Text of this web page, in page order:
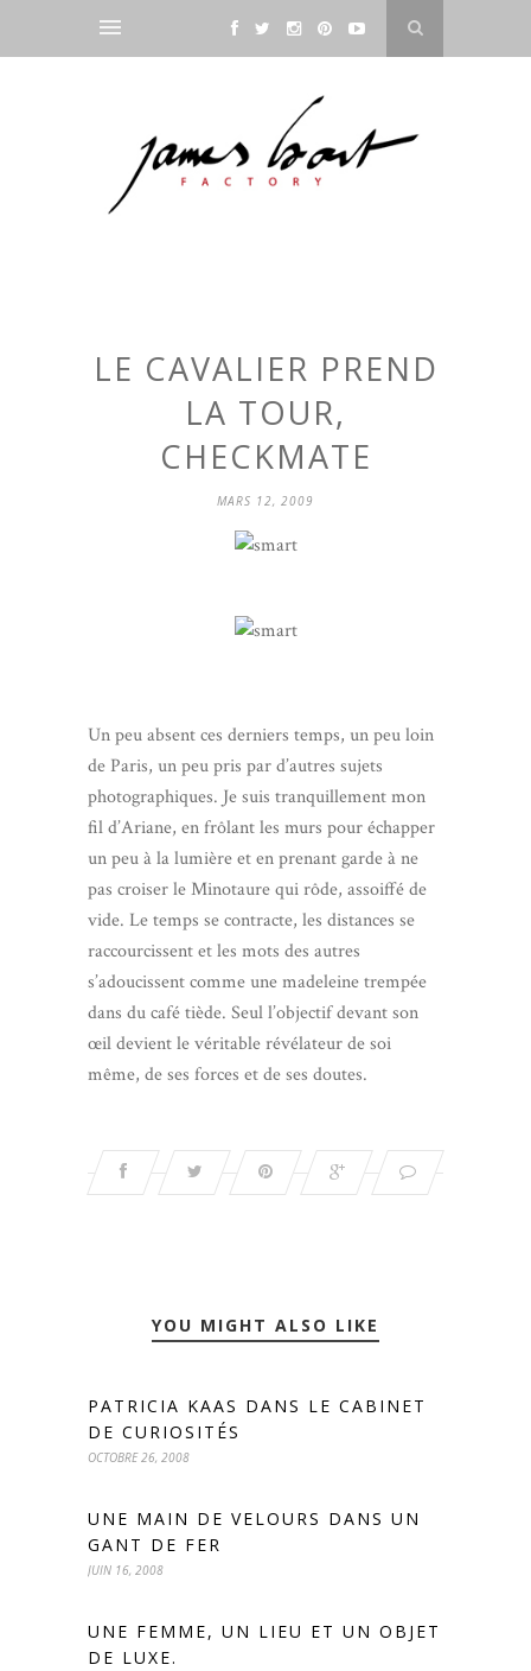
LE CAVALIER PREND
LA TOUR,
CHECKMATE
MARS 12, 2009
Un peu absent ces derniers temps, un peu loin
de Paris, un peu pris par d’autres sujets
photographiques. Je suis tranquillement mon
fil d’Ariane, en frôlant les murs pour échapper
un peu à la lumière et en prenant garde à ne
pas croiser le Minotaure qui rôde, assoiffé de
vide. Le temps se contracte, les distances se
raccourcissent et les mots des autres
s’adoucissent comme une madeleine trempée
dans du café tiède. Seul l’objectif devant son
œil devient le véritable révélateur de soi
même, de ses forces et de ses doutes.
YOU MIGHT ALSO LIKE
PATRICIA KAAS DANS LE CABINET
DE CURIOSITÉS
OCTOBRE 26, 2008
UNE MAIN DE VELOURS DANS UN
GANT DE FER
JUIN 16, 2008
UNE FEMME, UN LIEU ET UN OBJET
DE LUXE.